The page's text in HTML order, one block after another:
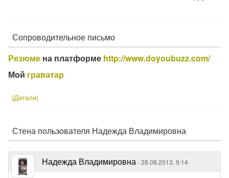
Сопроводительное письмо
Резюме на платформе http://www.doyoubuzz.com/
Мой граватар
(Детали)
Стена пользователя Надежда Владимировна
Надежда Владимировна - 28.08.2013, 9:14